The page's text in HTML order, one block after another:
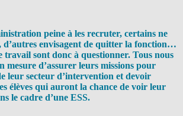
peine à les recruter, certains ne
d’autres envisagent de quitter la fonction…
travail sont donc à questionner. Tous nous
mesure d’assurer leurs missions pour
leur secteur d’intervention et devoir
élèves qui auront la chance de voir leur
le cadre d’une ESS.